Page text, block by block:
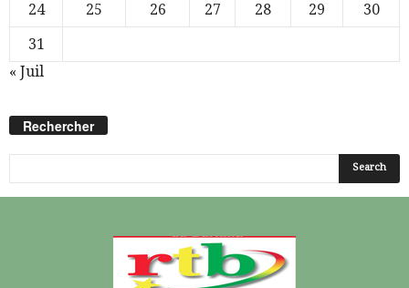
24
25 26 27 28 29
30
31
« Juil
Rechercher